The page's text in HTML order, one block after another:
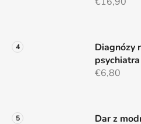
Diagnózy
€6,80
Dar z